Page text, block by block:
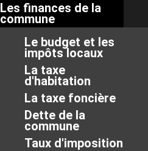
Les finances de la
commune
Le budget et les
impôts locaux
La taxe
d'habitation
La taxe foncière
Dette de la
commune
Taux d'imposition